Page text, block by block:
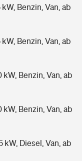
kW, Benzin, Van, ab
kW, Benzin, Van, ab
kW, Benzin, Van, ab
kW, Benzin, Van, ab
kW, Diesel, Van, ab